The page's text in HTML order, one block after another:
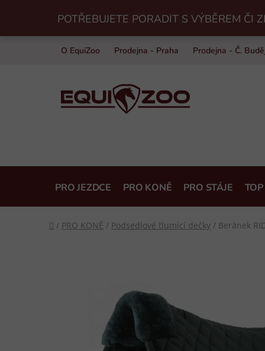
obsah
POTŘEBUJETE PORADIT S VÝBĚREM ČI
O EquiZoo Prodejna - Praha Prodejna - Č.
PRO JEZDCE PRO KONĚ PRO STÁJE
Domů
/ PRO KONĚ / Podsedlové tlumící dečky / Beránek